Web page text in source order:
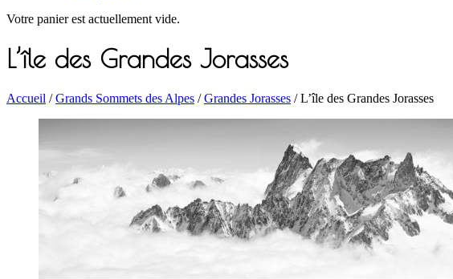
Votre panier est actuellement vide.
L’île des Grandes Jorasses
Accueil /Grands Sommets des Alpes /Grandes Jorasses / L’île des Grandes Jorasses